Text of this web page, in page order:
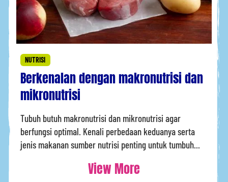
NUTRISI
Berkenalan dengan makronutrisi dan
mikronutrisi
Tubuh butuh makronutrisi dan mikronutrisi agar
berfungsi optimal. Kenali perbedaan keduanya serta
jenis makanan sumber nutrisi penting untuk tumbuh...
View More